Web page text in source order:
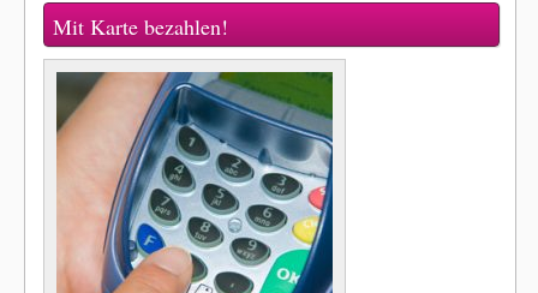
Mit Karte bezahlen!